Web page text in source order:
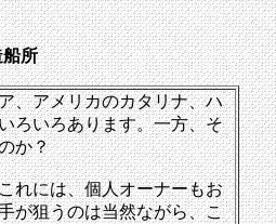
所
、アメリカのカタリナ、ハ
ろいろあります。一方、そ
か？
れには、個人オーナーもお
が狙うのは当然ながら、こ